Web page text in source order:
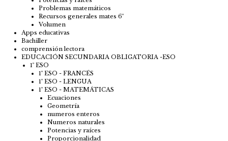
Problemas matemáticos
Recursos generales mates 6º
Volumen
Apps educativas
Bachiller
comprensión lectora
EDUCACIÓN SECUNDARIA OBLIGATORIA -ESO
1º ESO
1º ESO - FRANCÉS
1º ESO - LENGUA
1º ESO - MATEMÁTICAS
Ecuaciones
Geometría
numeros enteros
Numeros naturales
Potencias y raíces
Proporcionalidad